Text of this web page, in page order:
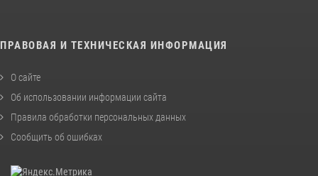
ПРАВОВАЯ И ТЕХНИЧЕСКАЯ ИНФОРМАЦИЯ
О сайте
Об использовании информации сайта
Правила обработки персональных данных
Сообщить об ошибках